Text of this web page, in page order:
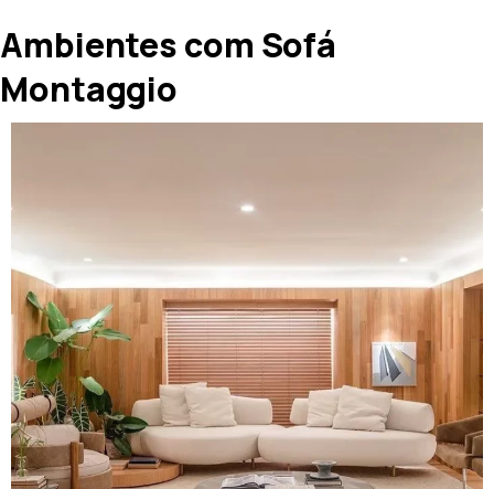
Ambientes com Sofá
Montaggio